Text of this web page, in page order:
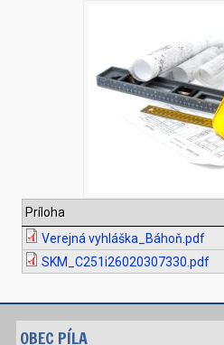
Príloha
Verejná vyhláška_Báhoň.pdf
SKM_C251i26020307330.pdf
OBEC PÍLA